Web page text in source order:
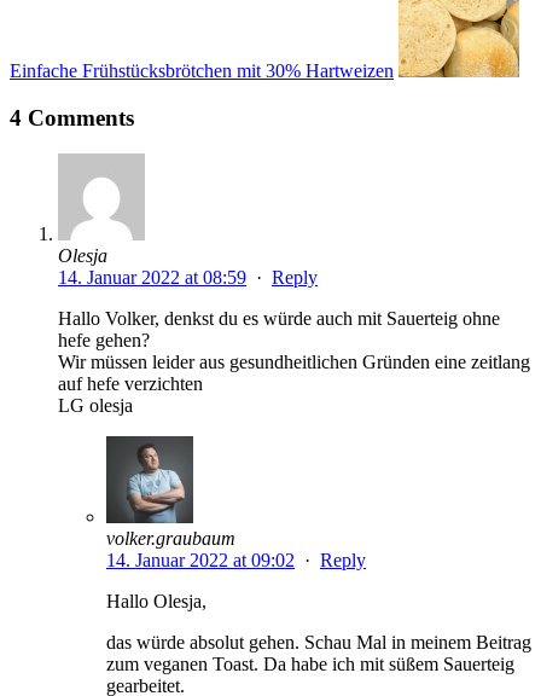
Einfache Frühstücksbrötchen mit 30% Hartweizen
4 Comments
Olesja
14. Januar 2022 at 08:59 · Reply
Hallo Volker, denkst du es würde auch mit Sauerteig ohne
hefe gehen?
Wir müssen leider aus gesundheitlichen Gründen eine zeitlang
auf hefe verzichten
LG olesja
volker.graubaum
14. Januar 2022 at 09:02 · Reply
Hallo Olesja,
das würde absolut gehen. Schau Mal in meinem Beitrag
zum veganen Toast. Da habe ich mit süßem Sauerteig
gearbeitet.